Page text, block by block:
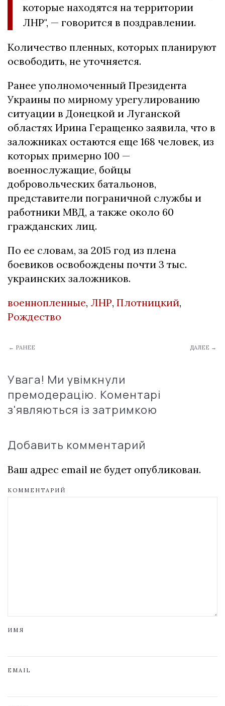
которые находятся на территории
ЛНР", — говорится в поздравлении.
Количество пленных, которых планируют
освободить, не уточняется.
Ранее уполномоченный Президента
Украины по мирному урегулированию
ситуации в Донецкой и Луганской
областях Ирина Геращенко заявила, что в
заложниках остаются еще 168 человек, из
которых примерно 100 —
военнослужащие, бойцы
добровольческих батальонов,
представители пограничной службы и
работники МВД, а также около 60
гражданских лиц.
По ее словам, за 2015 год из плена
боевиков освобождены почти 3 тыс.
украинских заложников.
военнопленные, ЛНР, Плотницкий,
Рождество
← РАНЕЕ ДАЛЕЕ →
Увага! Ми увімкнули
премодерацію. Коментарі
з'являються із затримкою
Добавить комментарий
Ваш адрес email не будет опубликован.
КОММЕНТАРИЙ
ИМЯ
EMAIL